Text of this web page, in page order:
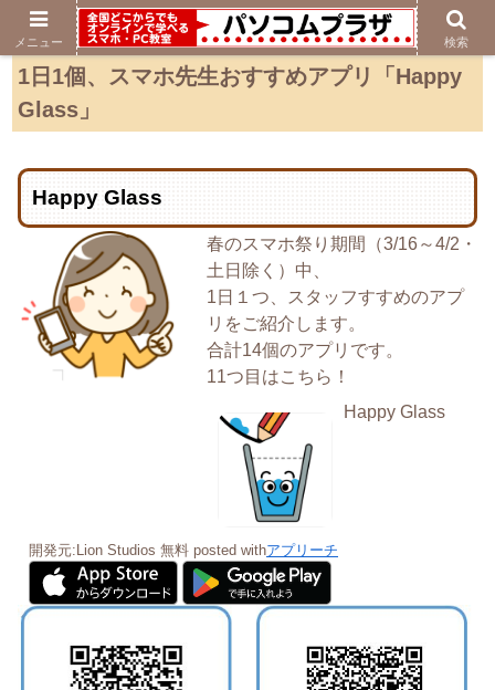
1日1個、スマホ先生おすすめアプリ「Happy
Glass」
Happy Glass
春のスマホ祭り期間（3/16～4/2・
土日除く）中、
1日１つ、スタッフすすめのアプ
リをご紹介します。
合計14個のアプリです。
11つ目はこちら！
Happy Glass
開発元: Lion Studios 無料 posted withアプリーチ
メニュー 検索